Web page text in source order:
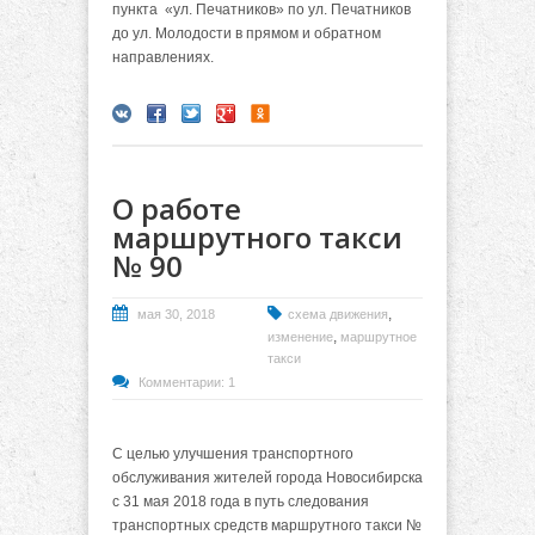
пункта «ул. Печатников» по ул. Печатников
до ул. Молодости в прямом и обратном
направлениях.
О работе
маршрутного такси
№ 90
мая 30, 2018 схема движения,
изменение, маршрутное
такси
Комментарии: 1
С целью улучшения транспортного
обслуживания жителей города Новосибирска
с 31 мая 2018 года в путь следования
транспортных средств маршрутного такси №